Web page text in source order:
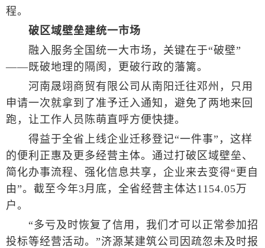
程。
破区域壁垒建统一市场
融入服务全国统一大市场，关键在于“破壁”
——既破地理的隔阂，更破行政的藩篱。
河南晟翊商贸有限公司从南阳迁往邓州，只用
申请一次就拿到了准予迁入通知，避免了两地来回
跑，让工作人员陈萌直呼方便快捷。
得益于全省上线企业迁移登记“一件事”，这样
的便利正惠及更多经营主体。通过打破区域壁垒、
简化办事流程、强化信息共享，企业来去变得“更自
由”。截至今年3月底，全省经营主体达1154.05万
户。
“多亏及时恢复了信用，我们才可以正常参加招
投标等经营活动。”济源某建筑公司因疏忽未及时报